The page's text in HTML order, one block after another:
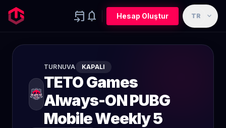
event_upcoming notifications Hesap Oluştur TR expand_more
TURNUVA KAPALI
TETO Games
Always-ON PUBG
Mobile Weekly 5